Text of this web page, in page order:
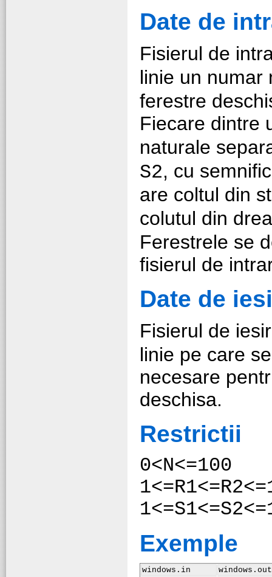
Date de
Fisierul de
linie un
ferestre
Fiecare dintre
naturale
S2, cu
are coltul din
colutul din
Ferestrele se
fisierul de
Date de
Fisierul de
linie pe care
necesare
deschisa.
Restrictii
0<N<=100
Exemple
windows.in
windows.out